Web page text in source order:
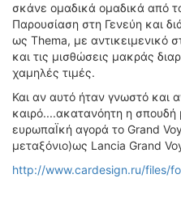
σκάνε ομαδικά ομαδικά από
Παρουσίαση στη Γενεύη και
ως Thema, με αντικειμενικό
και τις μισθώσεις μακράς
χαμηλές τιμές.
Και αν αυτό ήταν γνωστό και
καιρό....ακατανόητη η
ευρωπαΪκή αγορά το Grand
μεταξόνιο)ως Lancia Grand
http://www.cardesign.ru/files/